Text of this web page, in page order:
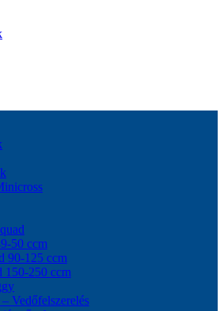
50 ccm
90-125 ccm
150-250 ccm
Vedőfelszerelés